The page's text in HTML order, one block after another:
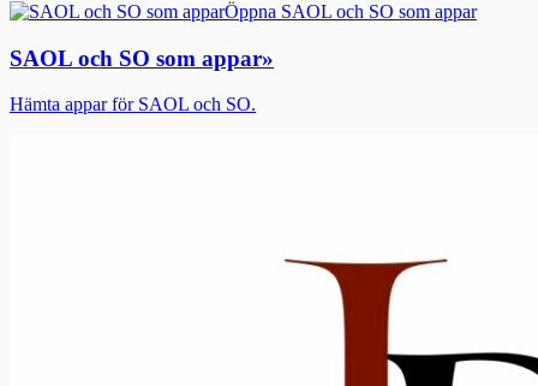
Öppna SAOL och SO som appar
SAOL och SO som appar»
Hämta appar för SAOL och SO.